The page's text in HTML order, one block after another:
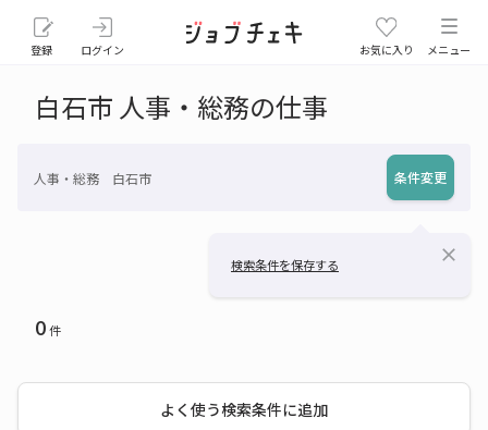
登録 ログイン お気に入り メニュー
白石市 人事・総務の仕事
人事・総務 白石市 条件変更
検索条件を保存する close
0件
よく使う検索条件に追加